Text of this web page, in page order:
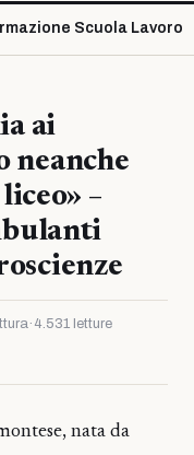
Scuola Lavoro
ai
neanche
–
· 4.531 letture
nata da